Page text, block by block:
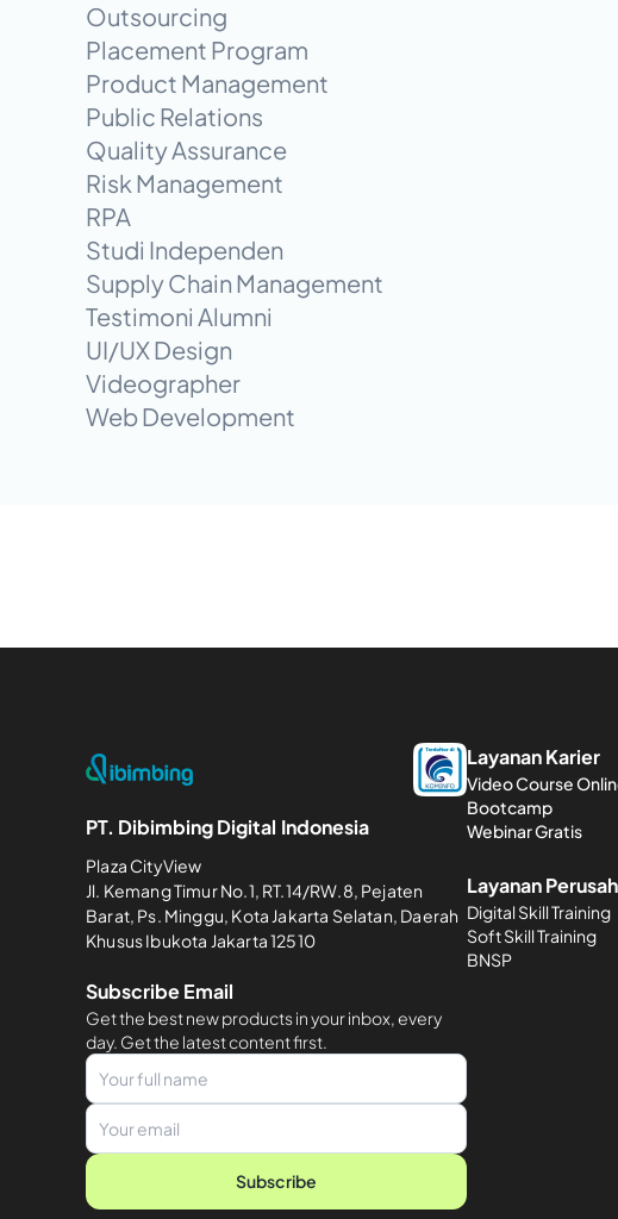
Outsourcing
Placement Program
Product Management
Public Relations
Quality Assurance
Risk Management
RPA
Studi Independen
Supply Chain Management
Testimoni Alumni
UI/UX Design
Videographer
Web Development
PT. Dibimbing Digital Indonesia
Plaza CityView
Jl. Kemang Timur No.1, RT.14/RW.8, Pejaten
Barat, Ps. Minggu, Kota Jakarta Selatan, Daerah
Khusus Ibukota Jakarta 12510
Subscribe Email
Get the best new products in your inbox, every
day. Get the latest content first.
Subscribe
Layanan Karier
Video Course
Bootcamp
Webinar Gratis
Layanan
Digital Skill Training
Soft Skill Training
BNSP